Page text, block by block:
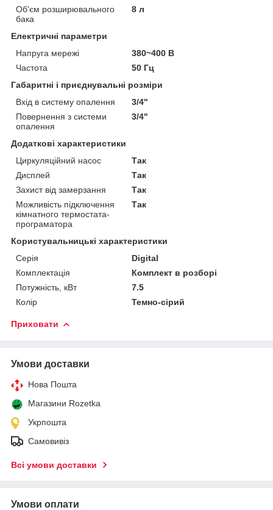
Об'єм розширювального
бака
8 л
Електричні параметри
Напруга мережі
380~400 В
Частота
50 Гц
Габаритні і приєднувальні розміри
Вхід в систему опалення
3/4"
Повернення з системи
опалення
3/4"
Додаткові характеристики
Циркуляційний насос
Так
Дисплей
Так
Захист від замерзання
Так
Можливість підключення
кімнатного термостата-
програматора
Так
Користувальницькі характеристики
Серія
Digital
Комплектація
Комплект в розборі
Потужність, кВт
7.5
Колір
Темно-сірий
Приховати
Умови доставки
Нова Пошта
Магазини Rozetka
Укрпошта
Самовивіз
Всі умови доставки
Умови оплати